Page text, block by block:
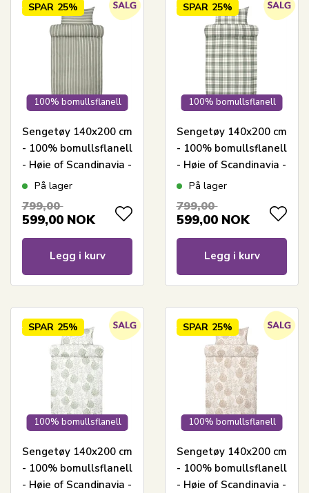
100% bomullsflanell
SPAR 25%
Sengetøy 140x200 cm
- 100% bomullsflanell
- Høie of Scandinavia -
Henning Dempet
På lager
799,00
599,00 NOK
Legg i kurv
100% bomullsflanell
SPAR 25%
Sengetøy 140x200 cm
- 100% bomullsflanell
- Høie of Scandinavia -
Lukas Grønn
På lager
799,00
599,00 NOK
Legg i kurv
100% bomullsflanell
SPAR 25%
Sengetøy 140x200 cm
- 100% bomullsflanell
- Høie of Scandinavia -
100% bomullsflanell
SPAR 25%
Sengetøy 140x200 cm
- 100% bomullsflanell
- Høie of Scandinavia -